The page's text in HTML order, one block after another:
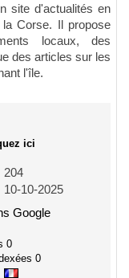
site d'actualités en
Corse. Il propose
locaux, des
des articles sur les
l'île.
ici
204
10-10-2025
Google
0
0